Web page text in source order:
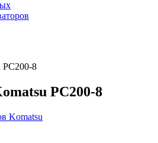
PC200-8
Komatsu